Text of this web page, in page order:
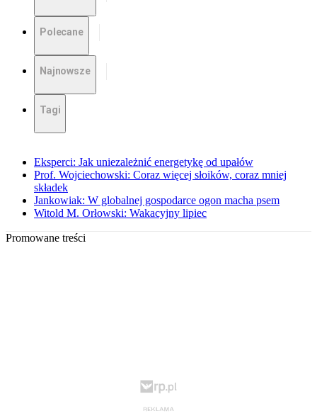
Polecane
Najnowsze
Tagi
Eksperci: Jak uniezależnić energetykę od upałów
Prof. Wojciechowski: Coraz więcej słoików, coraz mniej
składek
Jankowiak: W globalnej gospodarce ogon macha psem
Witold M. Orłowski: Wakacyjny lipiec
Promowane treści